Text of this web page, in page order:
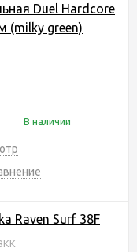
Duel Hardcore
(milky green)
В наличии
Raven Surf 38F